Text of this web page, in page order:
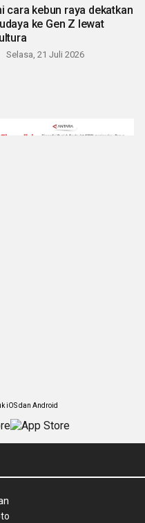
cara kebun raya dekatkan
ke Gen Z lewat
Selasa, 21 Juli 2026
iOS dan Android